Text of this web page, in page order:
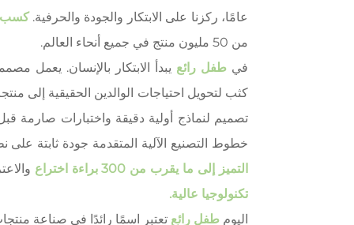
عامًا، ركزنا على الابتكار والجودة والحرفية.كسب
من 50 مليون منتج في جميع أنحاء العالم.
في طفل رائع يبدأ الابتكار بالإنسان. يعمل
كثب لتحويل احتياجات الوالدين الحقيقية إلى
تصميم لنماذج أولية دقيقة واختبارات صارمة
خطوط التصنيع الآلية المتقدمة جودة ثابتة على
التميز إلى ما يقرب من 300 براءة اختراع
تكنولوجيا عالية.
اليوم طفل رائع تعتبر اسمًا رائدًا في صناعة